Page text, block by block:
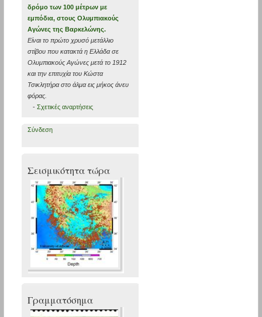
δρόμο των 100 μέτρων με
εμπόδια, στους Ολυμπιακούς
Αγώνες της Βαρκελώνης.
Είναι το πρώτο χρυσό μετάλλιο
στίβου που κατακτά η Ελλάδα σε
Ολυμπιακούς Αγώνες μετά το 1912
και την επιτυχία του Κώστα
Τσικλητήρα στο άλμα εις μήκος άνευ
φόρας.
- Σχετικές αναρτήσεις
Σύνδεση
Σεισμικότητα τώρα
Γραμματόσημα